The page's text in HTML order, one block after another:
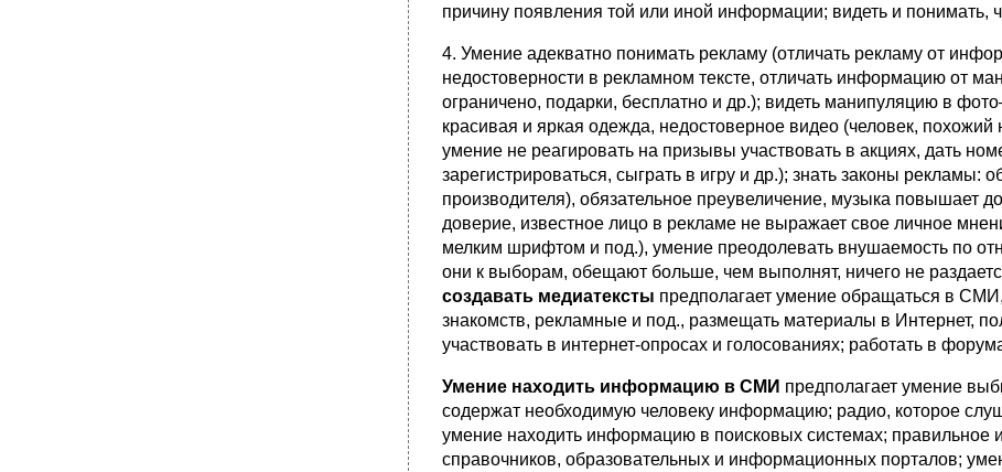
причину появления той или иной информации; видеть и понимать,
4. Умение адекватно понимать рекламу (отличать рекламу от
недостоверности в рекламном тексте, отличать информацию от
ограничено, подарки, бесплатно и др.); видеть манипуляцию в
красивая и яркая одежда, недостоверное видео (человек,
умение не реагировать на призывы участвовать в акциях, дать
зарегистрироваться, сыграть в игру и др.); знать законы рекламы:
производителя), обязательное преувеличение, музыка повышает
доверие, известное лицо в рекламе не выражает свое личное
мелким шрифтом и под.), умение преодолевать внушаемость по
они к выборам, обещают больше, чем выполнят, ничего не
создавать медиатексты предполагает умение обращаться в
знакомств, рекламные и под., размещать материалы в Интернет,
участвовать в интернет-опросах и голосованиях; работать в
Умение находить информацию в СМИ предполагает умение
содержат необходимую человеку информацию; радио, которое
умение находить информацию в поисковых системах; правильное
справочников, образовательных и информационных порталов;